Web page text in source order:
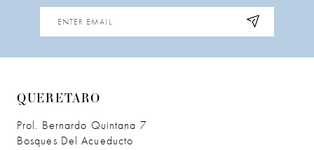
QUERETARO
Prol. Bernardo Quintana 7
Bosques Del Acueducto